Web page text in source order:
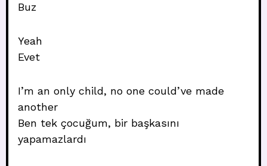
Buz
Yeah
Evet
I’m an only child, no one could’ve made
another
Ben tek çocuğum, bir başkasını
yapamazlardı